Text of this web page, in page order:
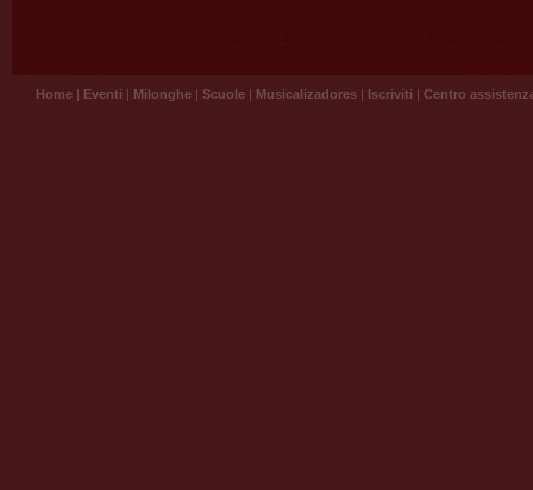
Home | Eventi | Milonghe | Scuole | Musicalizadores | Iscriviti | Centro